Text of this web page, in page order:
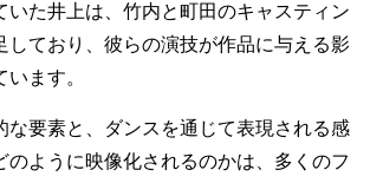
いた井上は、竹内と町田のキャスティン
しており、彼らの演技が作品に与える影
ます。
な要素と、ダンスを通じて表現される感
のように映像化されるのかは、多くのフ